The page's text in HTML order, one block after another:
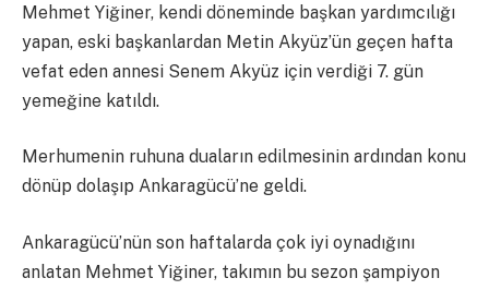
Mehmet Yiğiner, kendi döneminde başkan yardımcılığı
yapan, eski başkanlardan Metin Akyüz’ün geçen hafta
vefat eden annesi Senem Akyüz için verdiği 7. gün
yemeğine katıldı.
Merhumenin ruhuna duaların edilmesinin ardından konu
dönüp dolaşıp Ankaragücü’ne geldi.
Ankaragücü’nün son haftalarda çok iyi oynadığını
anlatan Mehmet Yiğiner, takımın bu sezon şampiyon